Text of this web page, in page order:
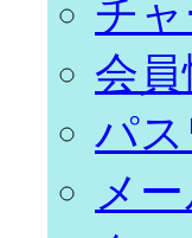
チ
会
パ
メ